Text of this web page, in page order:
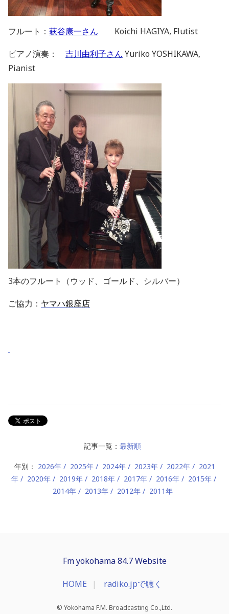
フルート： 萩谷康一さん
Koichi HAGIYA, Flutist
ピアノ演奏： 吉川由利子さん Yuriko YOSHIKAWA,
Pianist
3本のフルート（ウッド、ゴールド、シルバー）
ご協力： ヤマハ銀座店
記事一覧： 最新順
年別： 2026年 2025年 2024年 2023年 2022年
2021
年
2020年 2019年 2018年 2017年 2016年
2015年
2014年
2013年 2012年 2011年
Fm yokohama 84.7 Website
HOME radiko.jpで聴く
© Yokohama F.M. Broadcasting Co.,Ltd.